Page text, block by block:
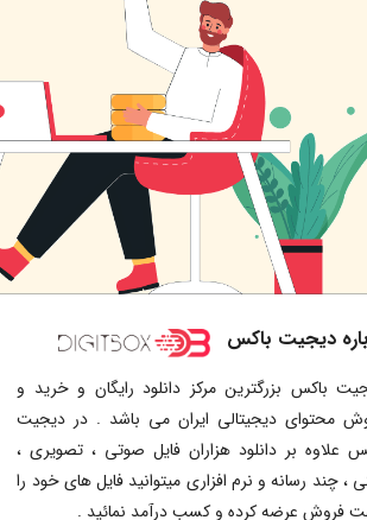
دیجیت باکس
باکس بزرگترین مرکز دانلود رایگان و خرید و
محتوای دیجیتالی ایران می باشد . در دیجیت
علاوه بر دانلود هزاران فایل صوتی ، تصویری ،
، چند رسانه و نرم افزاری میتوانید فایل های خود را
فروش عرضه کرده و کسب درآمد نمائید .